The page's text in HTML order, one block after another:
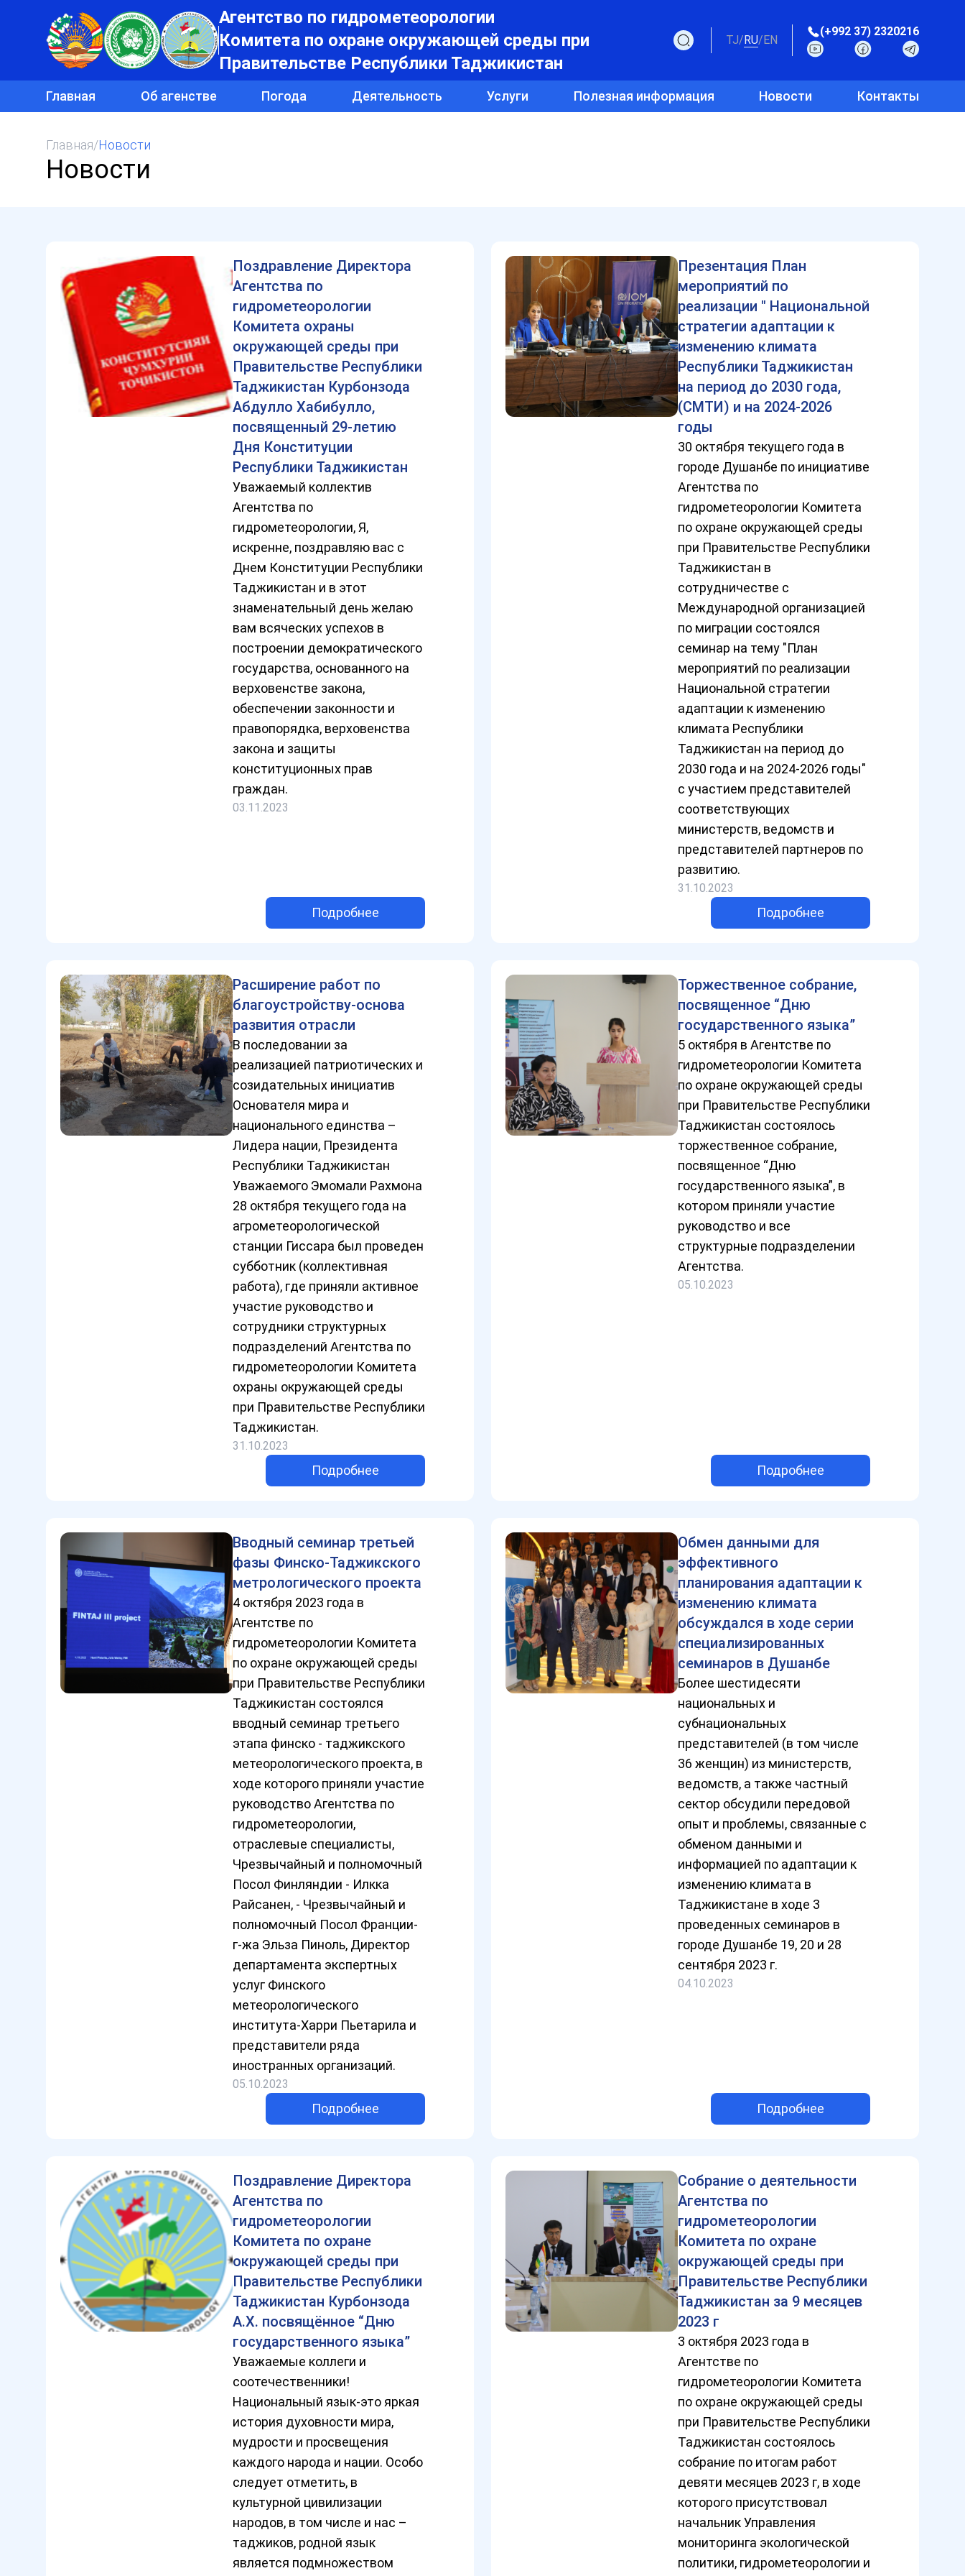
Агентство по гидрометеорологии
Комитета по охране окружающей среды при
Правительстве Республики Таджикистан
TJ/RU/EN
(+992 37) 2320216
Главная Об агенстве Погода Деятельность Услуги Полезная информация Новости Контакты
Главная/Новости
Новости
Поздравление Директора
Агентства по
гидрометеорологии
Комитета охраны
окружающей среды при
Правительстве Республики
Таджикистан Курбонзода
Абдулло Хабибулло,
посвященный 29-летию
Дня Конституции
Республики Таджикистан
Уважаемый коллектив
Агентства по
гидрометеорологии, Я,
искренне, поздравляю вас с
Днем Конституции Республики
Таджикистан и в этот
знаменательный день желаю
вам всяческих успехов в
построении демократического
государства, основанного на
верховенстве закона,
обеспечении законности и
правопорядка, верховенства
закона и защиты
конституционных прав
граждан.
03.11.2023
Подробнее
Презентация План
мероприятий по
реализации " Национальной
стратегии адаптации к
изменению климата
Республики Таджикистан
на период до 2030 года,
(СМТИ) и на 2024-2026
годы
30 октября текущего года в
городе Душанбе по инициативе
Агентства по
гидрометеорологии Комитета
по охране окружающей среды
при Правительстве Республики
Таджикистан в
сотрудничестве с
Международной организацией
по миграции состоялся
семинар на тему "План
мероприятий по реализации
Национальной стратегии
адаптации к изменению
климата Республики
Таджикистан на период до
2030 года и на 2024-2026 годы"
с участием представителей
соответствующих
министерств, ведомств и
представителей партнеров по
развитию.
31.10.2023
Подробнее
Расширение работ по
благоустройству-основа
развития отрасли
В последовании за
реализацией патриотических и
созидательных инициатив
Основателя мира и
национального единства –
Лидера нации, Президента
Республики Таджикистан
Уважаемого Эмомали Рахмона
28 октября текущего года на
агрометеорологической
станции Гиссара был проведен
субботник (коллективная
работа), где приняли активное
участие руководство и
сотрудники структурных
подразделений Агентства по
гидрометеорологии Комитета
охраны окружающей среды
при Правительстве Республики
Таджикистан.
31.10.2023
Подробнее
Торжественное собрание,
посвященное “Дню
государственного языка”
5 октября в Агентстве по
гидрометеорологии Комитета
по охране окружающей среды
при Правительстве Республики
Таджикистан состоялось
торжественное собрание,
посвященное “Дню
государственного языка”, в
котором приняли участие
руководство и все
структурные подразделении
Агентства.
05.10.2023
Подробнее
Вводный семинар третьей
фазы Финско-Таджикского
метрологического проекта
4 октября 2023 года в
Агентстве по
гидрометеорологии Комитета
по охране окружающей среды
при Правительстве Республики
Таджикистан состоялся
вводный семинар третьего
этапа финско - таджикского
метеорологического проекта, в
ходе которого приняли участие
руководство Агентства по
гидрометеорологии,
отраслевые специалисты,
Чрезвычайный и полномочный
Посол Финляндии - Илкка
Райсанен, - Чрезвычайный и
полномочный Посол Франции-
г-жа Эльза Пиноль, Директор
департамента экспертных
услуг Финского
метеорологического
института-Харри Пьетарила и
представители ряда
иностранных организаций.
05.10.2023
Подробнее
Обмен данными для
эффективного
планирования адаптации к
изменению климата
обсуждался в ходе серии
специализированных
семинаров в Душанбе
Более шестидесяти
национальных и
субнациональных
представителей (в том числе
36 женщин) из министерств,
ведомств, а также частный
сектор обсудили передовой
опыт и проблемы, связанные с
обменом данными и
информацией по адаптации к
изменению климата в
Таджикистане в ходе 3
проведенных семинаров в
городе Душанбе 19, 20 и 28
сентября 2023 г.
04.10.2023
Подробнее
Поздравление Директора
Агентства по
гидрометеорологии
Комитета по охране
окружающей среды при
Правительстве Республики
Таджикистан Курбонзода
А.Х. посвящённое “Дню
государственного языка”
Уважаемые коллеги и
соотечественники!
Национальный язык-это яркая
история духовности мира,
мудрости и просвещения
каждого народа и нации. Особо
следует отметить, в
культурной цивилизации
народов, в том числе и нас –
таджиков, родной язык
является подмножеством
Собрание о деятельности
Агентства по
гидрометеорологии
Комитета по охране
окружающей среды при
Правительстве Республики
Таджикистан за 9 месяцев
2023 г
3 октября 2023 года в
Агентстве по
гидрометеорологии Комитета
по охране окружающей среды
при Правительстве Республики
Таджикистан состоялось
собрание по итогам работ
девяти месяцев 2023 г, в ходе
которого присутствовал
начальник Управления
мониторинга экологической
политики, гидрометеорологии и